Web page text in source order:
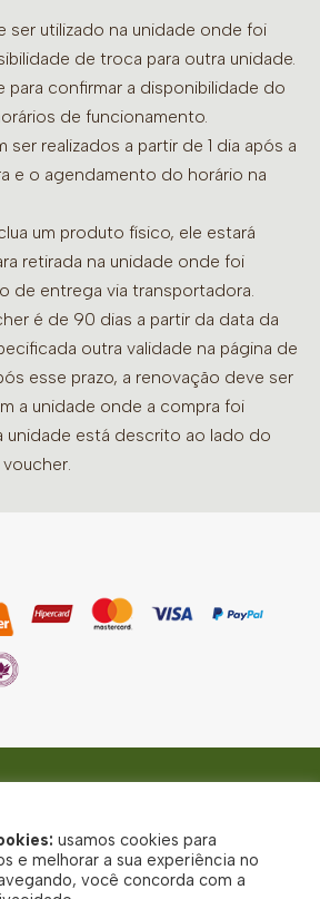
ser utilizado na unidade onde foi
de troca para outra unidade.
para confirmar a disponibilidade do
de funcionamento.
ser realizados a partir de 1 dia após a
e o agendamento do horário na
um produto físico, ele estará
retirada na unidade onde foi
de entrega via transportadora.
é de 90 dias a partir da data da
outra validade na página de
esse prazo, a renovação deve ser
a unidade onde a compra foi
unidade está descrito ao lado do
- Todos direitos reservados
usamos cookies para
e melhorar a sua experiência no
você concorda com a